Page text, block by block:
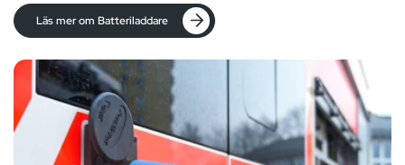
Läs mer om Batteriladdare